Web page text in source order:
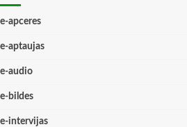
e-apceres
e-aptaujas
e-audio
e-bildes
e-intervijas